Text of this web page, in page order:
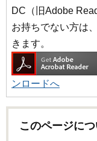
DC（旧Adobe
お持ちでない方は
きます。
ンロードへ
このページに